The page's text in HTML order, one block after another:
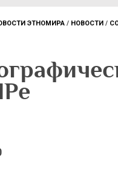
ЭТНОМИРА НОВОСТИ